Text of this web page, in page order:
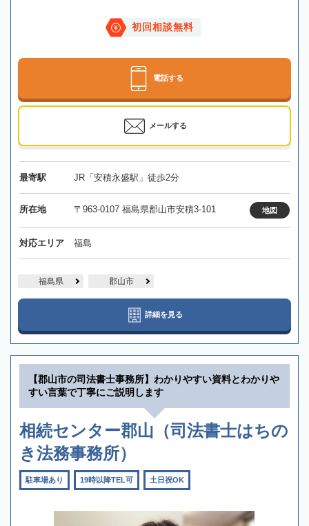
初回相談無料
電話する
メールする
最寄駅 JR「安積永盛駅」徒歩2分
所在地 〒963-0107 福島県郡山市安積3-101 地図
対応エリア 福島
福島県 郡山市
詳細を見る
【郡山市の司法書士事務所】わかりやすい資料とわかりや
すい言葉で丁寧にご説明します
相続センター郡山（司法書士はちの
き法務事務所）
駐車場あり 19時以降TEL可 土日祝OK